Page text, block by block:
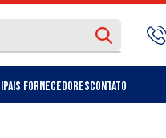
FornecedoresContato